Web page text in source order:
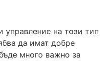
управление на този тип
да имат добре
много важно за